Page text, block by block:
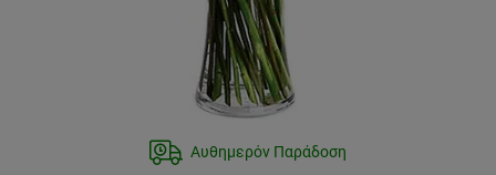
Αυθημερόν Παράδοση